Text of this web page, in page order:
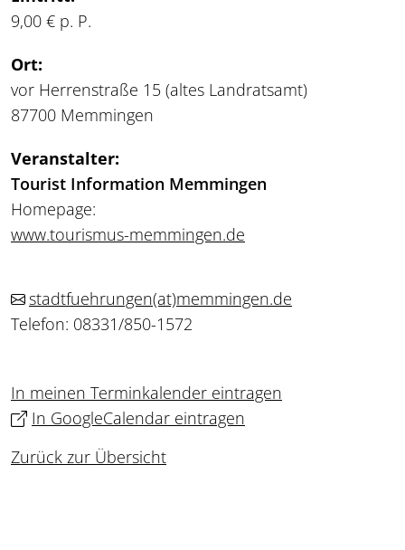
9,00 € p. P.
Ort:
vor Herrenstraße 15 (altes Landratsamt)
87700 Memmingen
Veranstalter:
Tourist Information Memmingen
Homepage:
www.tourismus-memmingen.de
stadtfuehrungen(at)memmingen.de
Telefon: 08331/850-1572
In meinen Terminkalender eintragen
In GoogleCalendar eintragen
Zurück zur Übersicht